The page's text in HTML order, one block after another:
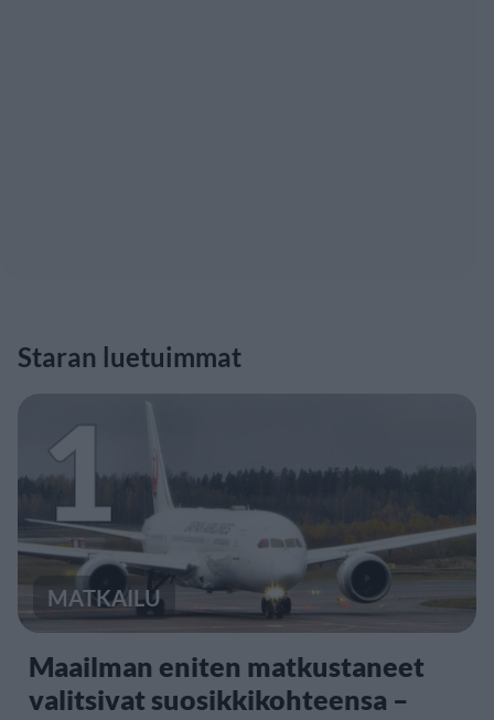
Staran luetuimmat
1
MATKAILU
Maailman eniten matkustaneet
valitsivat suosikkikohteensa –